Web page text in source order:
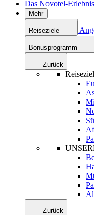
Das Novotel-Erlebnis
Mehr
Reiseziele
Bonusprogramm
Zurück
Zurück